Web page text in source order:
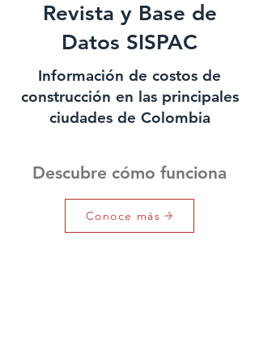
Revista y Base de
Datos SISPAC
Información de costos de
construcción en las principales
ciudades de Colombia
Descubre cómo funciona
Conoce más